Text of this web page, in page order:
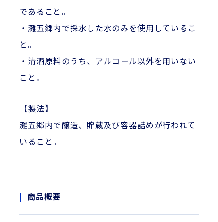
であること。
・灘五郷内で採水した水のみを使用しているこ
と。
・清酒原料のうち、アルコール以外を用いない
こと。
【製法】
灘五郷内で醸造、貯蔵及び容器詰めが行われて
いること。
商品概要